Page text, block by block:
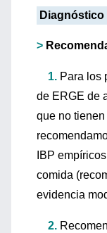
Diagnóstico
>
1. Para los
de ERGE de
que no
IBP
comida
evidencia
2.